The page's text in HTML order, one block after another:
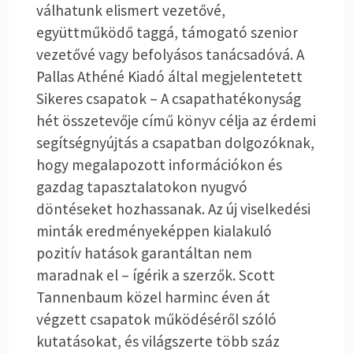
válhatunk elismert vezetővé,
együttműködő taggá, támogató szenior
vezetővé vagy befolyásos tanácsadóvá. A
Pallas Athéné Kiadó által megjelentetett
Sikeres csapatok – A csapathatékonyság
hét összetevője című könyv célja az érdemi
segítségnyújtás a csapatban dolgozóknak,
hogy megalapozott információkon és
gazdag tapasztalatokon nyugvó
döntéseket hozhassanak. Az új viselkedési
minták eredményeképpen kialakuló
pozitív hatások garantáltan nem
maradnak el – ígérik a szerzők. Scott
Tannenbaum közel harminc éven át
végzett csapatok működéséről szóló
kutatásokat, és világszerte több száz